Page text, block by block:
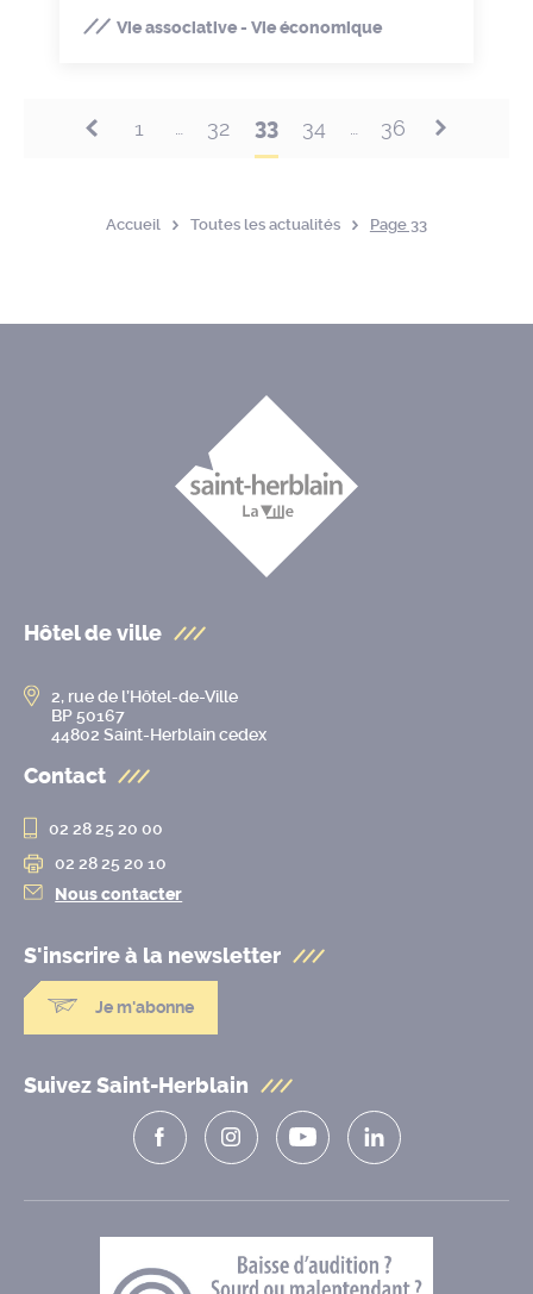
Vie associative - Vie économique
1 … 32 33 34 … 36
Accueil Toutes les actualités Page 33
Hôtel de ville
2, rue de l’Hôtel-de-Ville
BP 50167
44802 Saint-Herblain cedex
Contact
02 28 25 20 00
02 28 25 20 10
Nous contacter
S'inscrire à la newsletter
Je m'abonne
Suivez Saint-Herblain